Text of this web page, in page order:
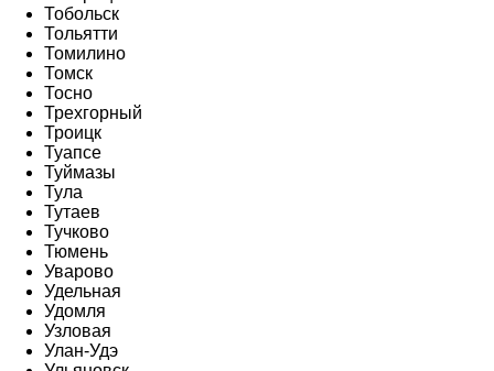
Тобольск
Тольятти
Томилино
Томск
Тосно
Трехгорный
Троицк
Туапсе
Туймазы
Тула
Тутаев
Тучково
Тюмень
Уварово
Удельная
Удомля
Узловая
Улан-Удэ